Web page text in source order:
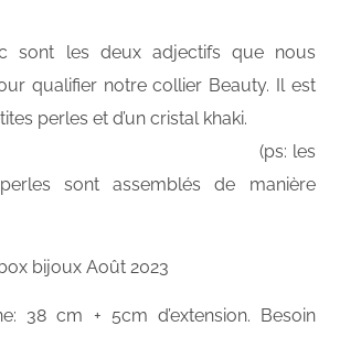
sont les deux adjectifs que nous
qualifier notre collier Beauty. Il est
perles et d’un cristal khaki.
les
sont assemblés de manière
bijoux Août 2023
38 cm + 5cm d’extension. Besoin